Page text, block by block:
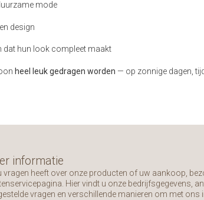
mode
design
dat hun look compleet maakt
heel leuk gedragen worden — op zonnige dagen,
informatie
vragen heeft over onze producten of uw aankoop,
Hier vindt u onze bedrijfsgegevens,
vragen en verschillende manieren om met ons